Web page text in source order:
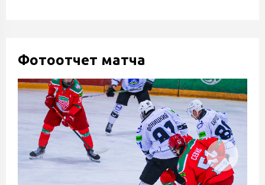
Фотоотчет матча